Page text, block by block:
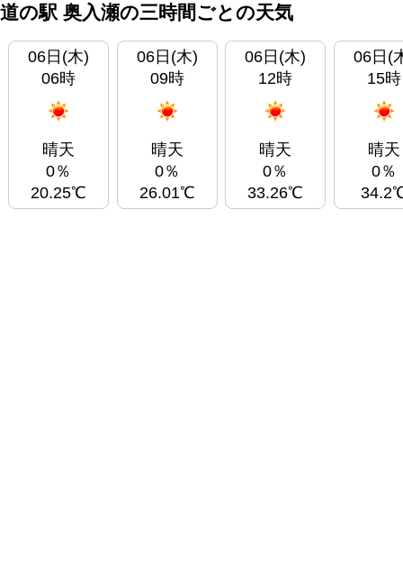
道の駅 奥入瀬の三時間ごとの天気
06日(木)
06時
晴天
0％
20.25℃
06日(木)
09時
晴天
0％
26.01℃
06日(木)
12時
晴天
0％
33.26℃
06日(
15時
晴天
0％